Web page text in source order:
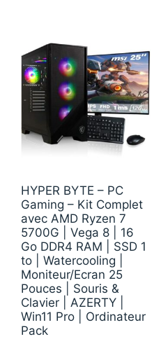
HYPER BYTE – PC
Gaming – Kit Complet
avec AMD Ryzen 7
5700G | Vega 8 | 16
Go DDR4 RAM | SSD 1
to | Watercooling |
Moniteur/Ecran 25
Pouces | Souris &
Clavier | AZERTY |
Win11 Pro | Ordinateur
Pack